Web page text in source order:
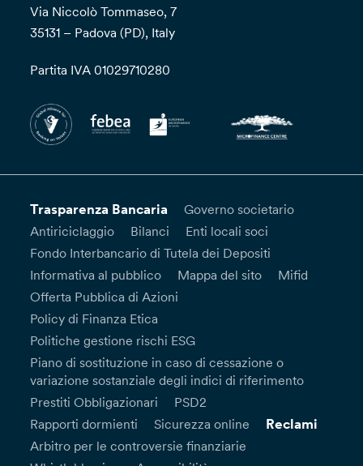
Via Niccolò Tommaseo, 7
35131 – Padova (PD), Italy
Partita IVA 01029710280
Trasparenza Bancaria
Governo societario
Antiriciclaggio
Bilanci
Enti locali soci
Fondo Interbancario di Tutela dei Depositi
Informativa al pubblico
Mappa del sito
Mifid
Offerta Pubblica di Azioni
Policy di Finanza Etica
Politiche gestione rischi ESG
Piano di sostituzione in caso di cessazione o
variazione sostanziale degli indici di riferimento
Prestiti Obbligazionari
PSD2
Rapporti dormienti
Sicurezza online Reclami
Arbitro per le controversie finanziarie